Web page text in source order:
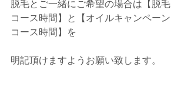
脱毛とご一緒にご希望の場合は【脱毛
コース時間】と【オイルキャンペーン
コース時間】を
明記頂けますようお願い致します。